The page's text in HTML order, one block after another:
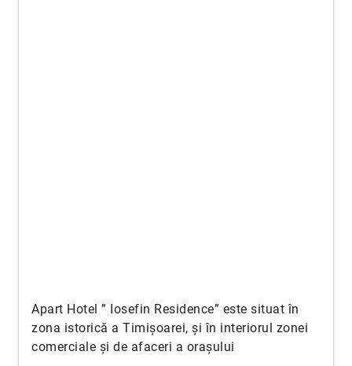
Apart Hotel ” Iosefin Residence” este situat în
zona istorică a Timișoarei, și în interiorul zonei
comerciale și de afaceri a orașului